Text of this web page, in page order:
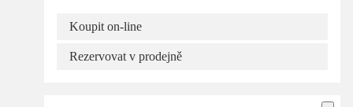
Koupit on-line
Rezervovat v prodejně